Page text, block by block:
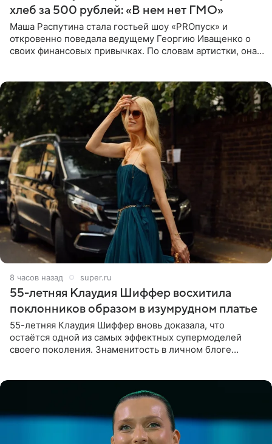
хлеб за 500 рублей: «В нем нет ГМО»
Маша Распутина стала гостьей шоу «PROпуск» и
откровенно поведала ведущему Георгию Иващенко о
своих финансовых привычках. По словам артистки, она
8 часов назад super.ru
55-летняя Клаудия Шиффер восхитила
поклонников образом в изумрудном платье
55-летняя Клаудия Шиффер вновь доказала, что
остаётся одной из самых эффектных супермоделей
своего поколения. Знаменитость в личном блоге